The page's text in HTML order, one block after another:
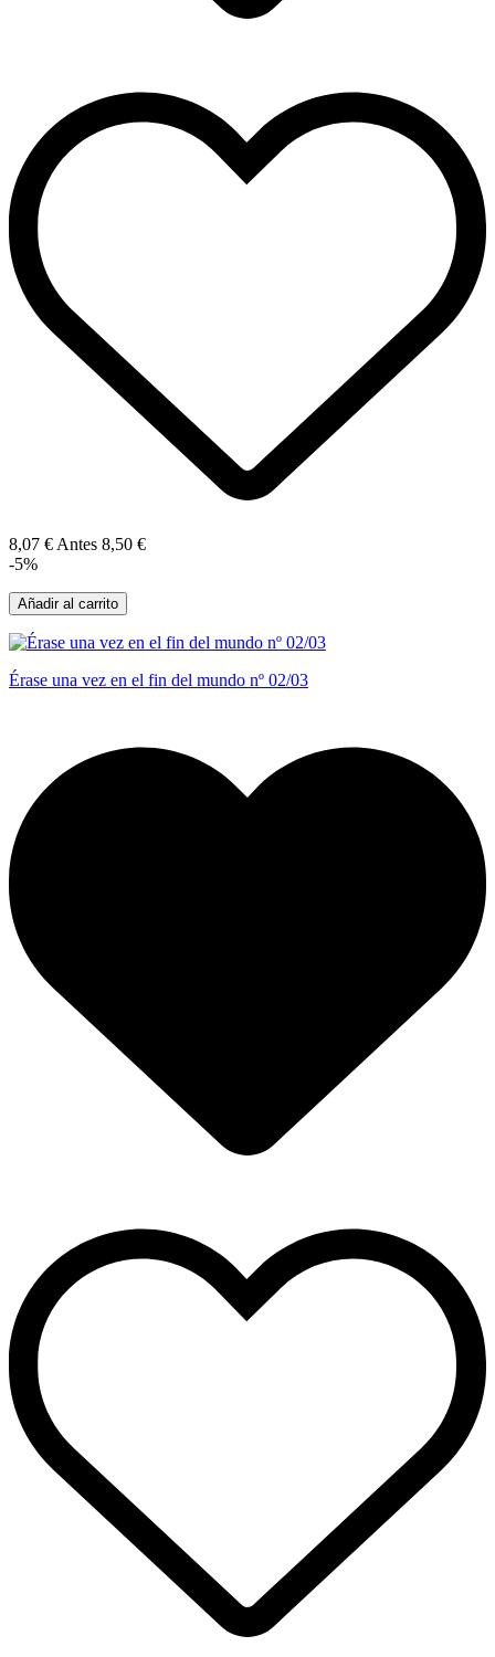
8,07 €Antes 8,50 €
-5%
Añadir al carrito
Érase una vez en el fin del mundo nº 02/03